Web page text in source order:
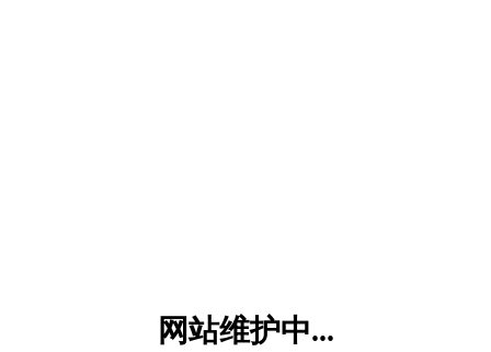
网站维护中...